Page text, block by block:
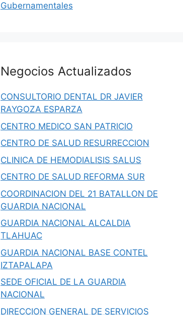
Gubernamentales
Negocios Actualizados
CONSULTORIO DENTAL DR JAVIER
RAYGOZA ESPARZA
CENTRO MEDICO SAN PATRICIO
CENTRO DE SALUD RESURRECCION
CLINICA DE HEMODIALISIS SALUS
CENTRO DE SALUD REFORMA SUR
COORDINACION DEL 21 BATALLON DE
GUARDIA NACIONAL
GUARDIA NACIONAL ALCALDIA
TLAHUAC
GUARDIA NACIONAL BASE CONTEL
IZTAPALAPA
SEDE OFICIAL DE LA GUARDIA
NACIONAL
DIRECCION GENERAL DE SERVICIOS